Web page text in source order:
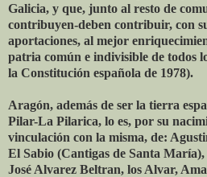
Galicia, y que, junto al resto de
contribuyen-deben contribuir, con
aportaciones, al mejor
patria común e indivisible de todos
la Constitución española de 1978).
Aragón, además de ser la tierra
Pilar-La Pilarica, lo es, por su
vinculación con la misma, de:
El Sabio (Cantigas de Santa
José Alvarez Beltran, los Alvar,